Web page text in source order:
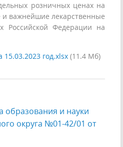
розничных ценах на
важнейшие лекарственные
Российской Федерации на
год.xlsx (11.4 Мб)
образования и науки
округа №01-42/01 от